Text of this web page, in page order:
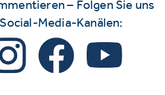
– Folgen Sie uns
Media-Kanälen: